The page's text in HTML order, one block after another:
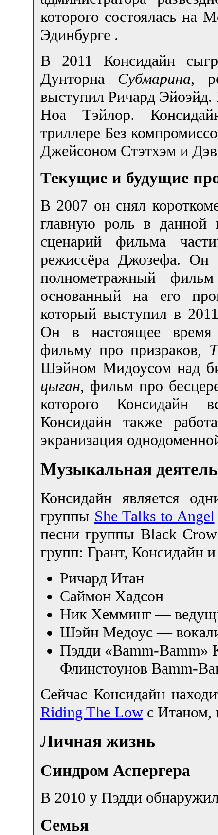
которого состоялась на
Эдинбурге .
В 2011 Консидайн
Дунторна Субмарина,
выступил Ричард
Ноа Тэйлор.
триллере Без
Джейсоном Стэтхэм и
Текущие и будущие
В 2007 он снял
главную роль в данной
сценарий фильма
режиссёра Джозефа. Он
полнометражный
основанный на его
который выступил в
Он в настоящее
фильму про призраков,
Шэйном Мидоусом над
цыган, фильм про
которого Консидайн
Консидайн также
экранизация
Музыкальная
Консидайн является
группы She Talks to Angel
песни группы Black
групп: Грант, Консидайн
Ричард Итан
Саймон Хадсон
Ник Хемминг —
Шэйн Медоус —
Пэдди «Bamm-Bamm»
Флинстоунов Bamm-
Сейчас Консидайн
Riding The Low с Итаном,
Личная жизнь
Синдром Аспергера
В 2010 у Пэдди
Семья